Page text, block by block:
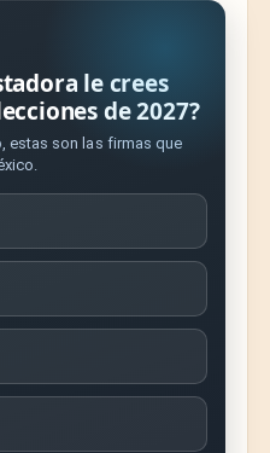
le crees
de 2027?
estas son las firmas que